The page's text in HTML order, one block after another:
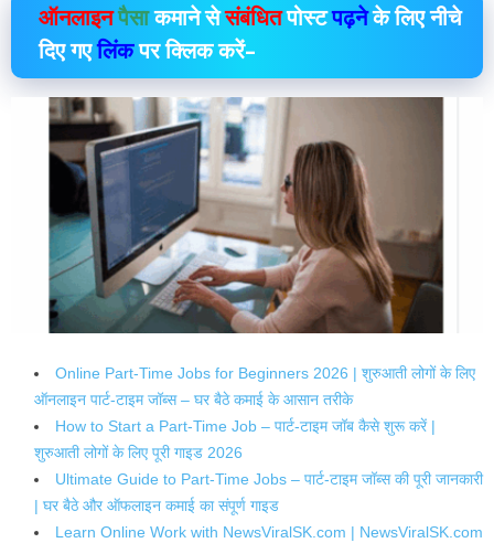
ऑनलाइनपैसाकमाने सेसंबंधितपोस्टपढ़नेके लिए नीचे
दिए गएलिंकपर क्लिक करें–
Online Part-Time Jobs for Beginners 2026 | शुरुआती लोगों के लिए
ऑनलाइन पार्ट-टाइम जॉब्स – घर बैठे कमाई के आसान तरीके
How to Start a Part-Time Job – पार्ट-टाइम जॉब कैसे शुरू करें |
शुरुआती लोगों के लिए पूरी गाइड 2026
Ultimate Guide to Part-Time Jobs – पार्ट-टाइम जॉब्स की पूरी जानकारी
| घर बैठे और ऑफलाइन कमाई का संपूर्ण गाइड
Learn Online Work with NewsViralSK.com | NewsViralSK.com